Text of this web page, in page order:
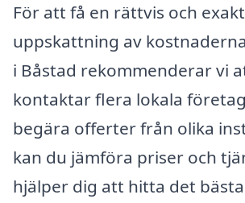
För att få en rättvis och exakt
uppskattning av
i Båstad rekommenderar vi
kontaktar flera lokala
begära offerter från olika
kan du jämföra priser och
hjälper dig att hitta det